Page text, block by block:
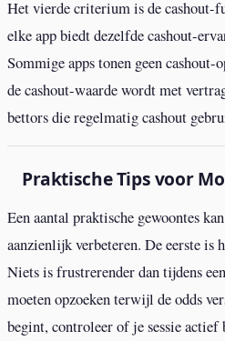
Het vierde criterium is de
elke app biedt dezelfde cashout-
Sommige apps tonen geen
de cashout-waarde wordt met
bettors die regelmatig cashout
Praktische Tips voor
Een aantal praktische gewoontes
aanzienlijk verbeteren. De eerste is
Niets is frustrerender dan tijdens
moeten opzoeken terwijl de odds
begint, controleer of je sessie